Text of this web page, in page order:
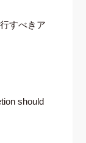
すべきア
should